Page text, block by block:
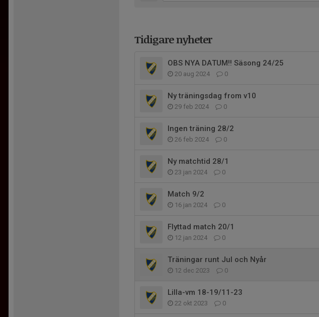
Tidigare nyheter
OBS NYA DATUM!! Säsong 24/25
20 aug 2024 0
Ny träningsdag from v10
29 feb 2024 0
Ingen träning 28/2
26 feb 2024 0
Ny matchtid 28/1
23 jan 2024 0
Match 9/2
16 jan 2024 0
Flyttad match 20/1
12 jan 2024 0
Träningar runt Jul och Nyår
12 dec 2023 0
Lilla-vm 18-19/11-23
22 okt 2023 0